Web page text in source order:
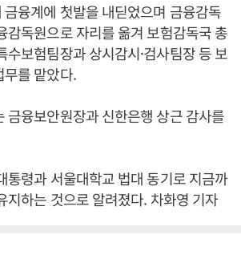
융계에 첫발을 내딛었으며 금융감독
감독원으로 자리를 옮겨 보험감독국 총
수보험팀장과 상시감시·검사팀장 등 보
무를 맡았다.
금융보안원장과 신한은행 상근 감사를
통령과 서울대학교 법대 동기로 지금까
지하는 것으로 알려졌다. 차화영 기자